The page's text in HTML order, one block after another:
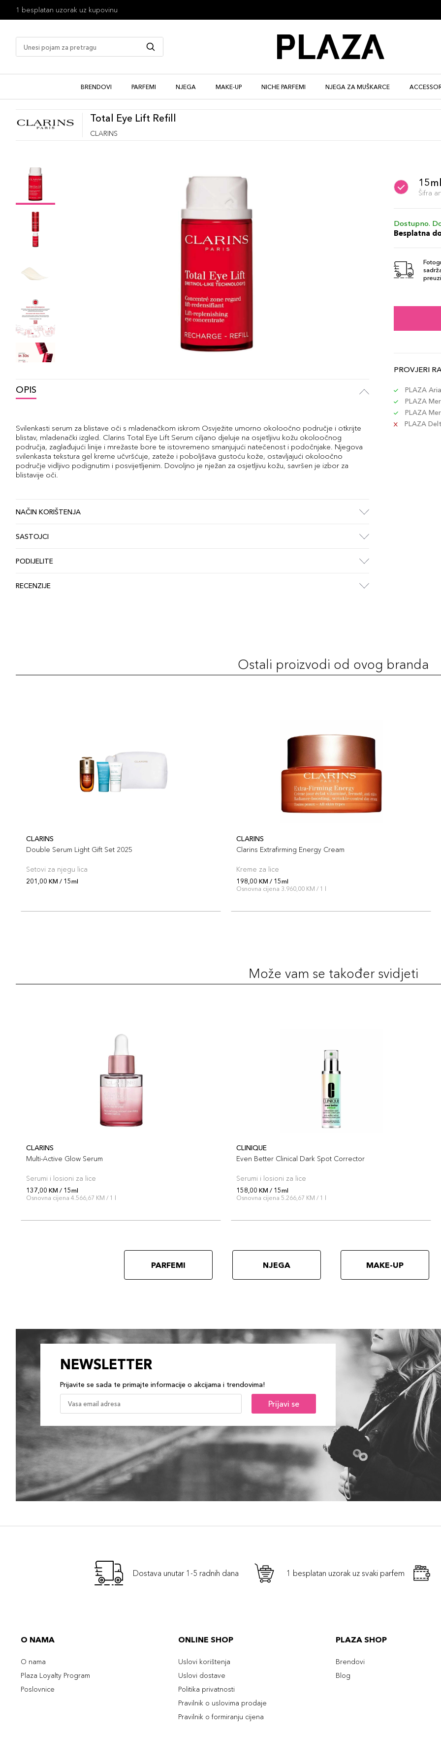
1 besplatan uzorak uz kupovinu
BRENDOVI PARFEMI NJEGA MAKE-UP NICHE PARFEMI NJEGA ZA MUŠKARCE
Total Eye Lift Refill
CLARINS
OPIS
Svilenkasti serum za blistave oči s mladenačkom iskrom Osvježite umorno okoloočno područje i otkrijte
blistav, mladenački izgled. Clarins Total Eye Lift Serum ciljano djeluje na osjetljivu kožu okoloočnog
područja, zaglađujući linije i mrežaste bore te istovremeno smanjujući natečenost i podočnjake. Njegova
svilenkasta tekstura gel kreme učvršćuje, zateže i poboljšava gustoću kože, ostavljajući okoloočno
područje vidljivo podignutim i posvijetljenim. Dovoljno je nježan za osjetljivu kožu, savršen je izbor za
blistavije oči.
NAČIN KORIŠTENJA
SASTOJCI
PODIJELITE
RECENZIJE
Šifra
Dostupno.
Besplatna
PROVJERI
PLAZA
PLAZA
PLAZA
PLAZA
Ostali proizvodi od ovog branda
CLARINS
Double Serum Light Gift Set 2025
Setovi za njegu lica
201,00 KM / 15ml
CLARINS
Clarins Extrafirming Energy Cream
Kreme za lice
198,00 KM / 15ml
Osnovna cijena 3.960,00 KM / 1 l
Može vam se također svidjeti
CLARINS
Multi-Active Glow Serum
Serumi i losioni za lice
137,00 KM / 15ml
Osnovna cijena 4.566,67 KM / 1 l
CLINIQUE
Even Better Clinical Dark Spot Corrector
Serumi i losioni za lice
158,00 KM / 15ml
Osnovna cijena 5.266,67 KM / 1 l
PARFEMI NJEGA MAKE-UP
NEWSLETTER
Prijavite se sada te primajte informacije o akcijama i trendovima!
Prijavi se
Dostava unutar 1-5 radnih dana 1 besplatan uzorak uz svaki parfem
O NAMA
O nama
Plaza Loyalty Program
Poslovnice
ONLINE SHOP
Uslovi korištenja
Uslovi dostave
Politika privatnosti
Pravilnik o uslovima prodaje
Pravilnik o formiranju cijena
PLAZA SHOP
Brendovi
Blog